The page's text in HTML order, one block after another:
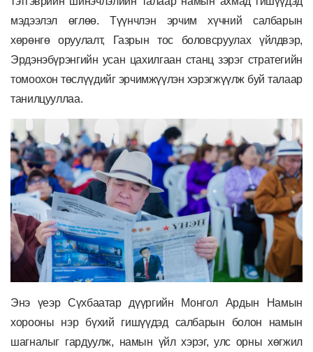
мэдээлэл өглөө. Түүнчлэн эрчим хүчний салбарын
хөрөнгө оруулалт, Газрын тос боловсруулах үйлдвэр,
Эрдэнэбүрэнгийн усан цахилгаан станц зэрэг стратегийн
томоохон төслүүдийг эрчимжүүлэн хэрэгжүүлж буй талаар
танилцууллаа.
Энэ үеэр Сүхбаатар дүүргийн Монгол Ардын Намын
хорооны нэр бүхий гишүүдэд салбарын болон намын
шагналыг гардуулж, намын үйл хэрэг, улс орны хөгжил